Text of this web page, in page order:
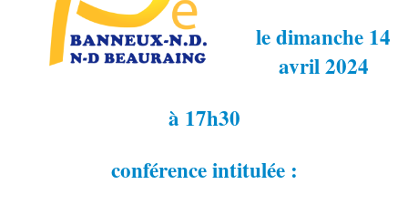
le dimanche 14
avril 2024
à 17h30
conférence intitulée :